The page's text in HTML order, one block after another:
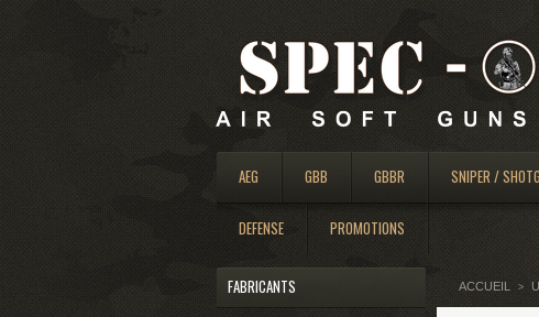
AEG GBB GBBR SNIPER /
DEFENSE PROMOTIONS
FABRICANTS ACCUEIL >